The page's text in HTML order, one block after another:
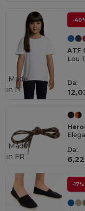
-
ATF
Da:
Made
in IT
Da:
Made
in FR
-17%